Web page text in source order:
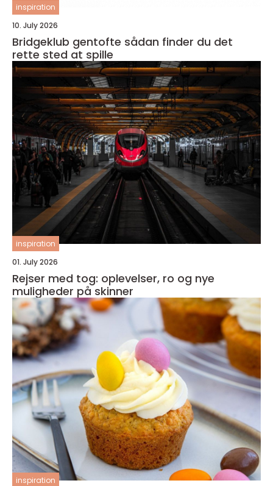
inspiration
10. July 2026
Bridgeklub gentofte sådan finder du det
rette sted at spille
inspiration
01. July 2026
Rejser med tog: oplevelser, ro og nye
muligheder på skinner
inspiration